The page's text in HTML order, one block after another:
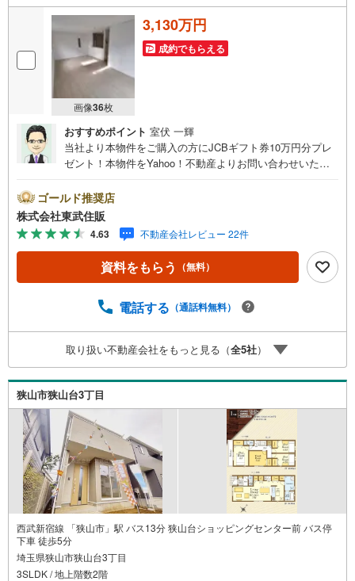
画像36枚
3,130万円
成約でもらえる
おすすめポイント 室伏 一輝
当社より本物件をご購入の方にJCBギフト券10万円分プレ
ゼント！本物件をYahoo！不動産よりお問い合わせいただ
ンとの併用不可。【営業時間 10:00～18:00】この時間帯
はお電話でのお問い合わせがスムーズです。住み替えをご
希望の方は自社買取保証付売却プランがございます。お気
軽にお問い合わせください。●新河岸駅徒歩18分●カースペ
ース2台可●サイディング●都市ガス・本下水◇当社の強み
は（1）リフォーム（当社でも再販事業を行っている為、お
ご紹介（提携ハウスメーカー7社を保有しておりますので、
まいに関する不動産情報を豊富に取り揃えております。ま
たリフォームの相談も承ります。◇インターネット予約で
当日現地見学が可能です（1）［室内・現地を見学する］を
クリック（2）本日～4日以内をご希望の方は「ご要望・ご
質問欄」に希望日時をご記入ください！
ゴールド推奨店
株式会社東武住販
4.63 不動産会社レビュー 22件
資料をもらう （無料）
電話する （通話料無料）
取り扱い不動産会社をもっと見る（全5社）
狭山市狭山台3丁目
西武新宿線 「狭山市」駅 バス13分 狭山台ショッピングセンター前 バス停
下車 徒歩5分
埼玉県狭山市狭山台3丁目
3SLDK / 地上階数2階